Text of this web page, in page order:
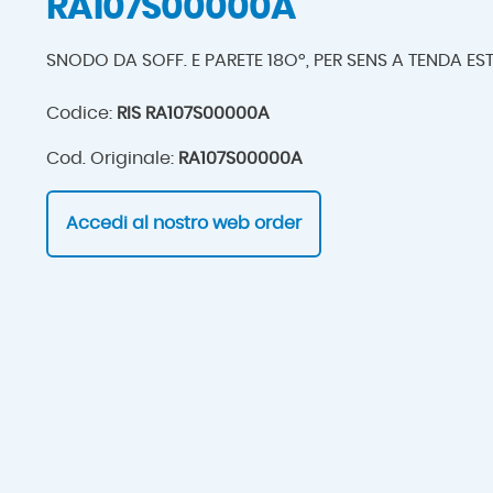
RA107S00000A
SNODO DA SOFF. E PARETE 18O°, PER SENS A TENDA EST
Codice: RIS RA107S00000A
Cod. Originale: RA107S00000A
Accedi al nostro web order